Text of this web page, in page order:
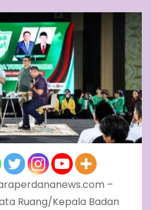
–
Ruang/Kepala Badan